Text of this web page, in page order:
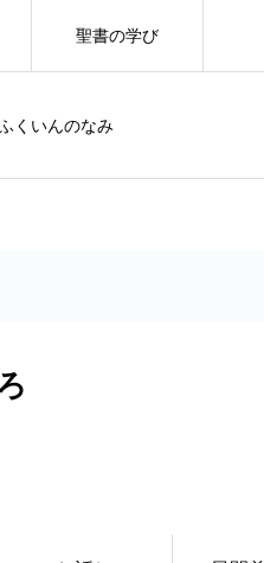
くいんのなみ
聖書の学び